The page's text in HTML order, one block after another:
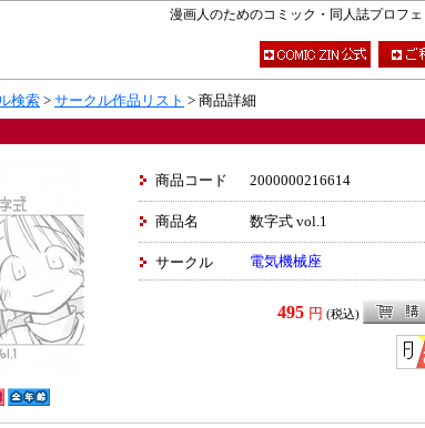
漫画人のためのコミック・同人誌プロフ
検索 > サークル作品リスト > 商品詳細
商品コード 2000000216614
商品名 数字式 vol.1
サークル 電気機械座
495 円 (税込)